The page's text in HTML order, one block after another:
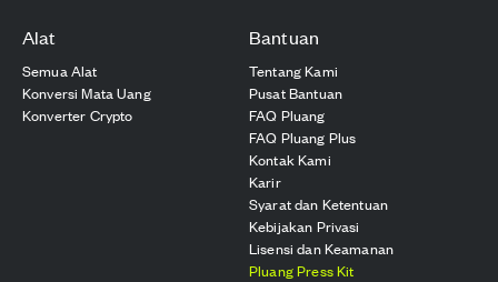
Alat
Semua Alat
Konversi Mata Uang
Konverter Crypto
Bantuan
Tentang Kami
Pusat Bantuan
FAQ Pluang
FAQ Pluang Plus
Kontak Kami
Karir
Syarat dan Ketentuan
Kebijakan Privasi
Lisensi dan Keamanan
Pluang Press Kit